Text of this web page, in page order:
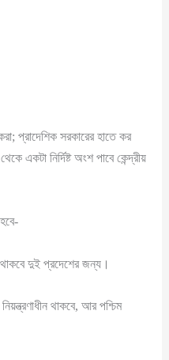
প্রাদেশিক সরকারের হাতে কর
একটা নির্দিষ্ট অংশ পাবে কেন্দ্রীয়
দুই প্রদেশের জন্য।
থাকবে, আর পশ্চিম